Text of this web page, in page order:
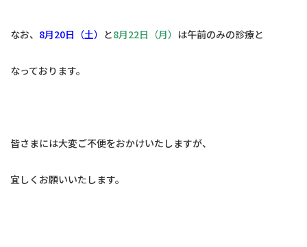
なお、 8月20日（土） と8月22日（月） は午前のみの診療と
なっております。
皆さまには大変ご不便をおかけいたしますが、
宜しくお願いいたします。